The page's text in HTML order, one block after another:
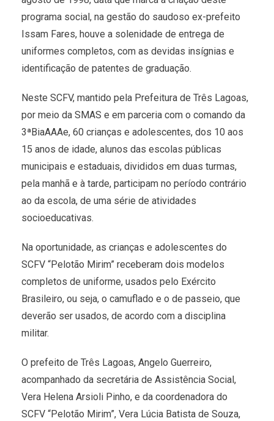
programa social, na gestão do saudoso ex-prefeito
Issam Fares, houve a solenidade de entrega de
uniformes completos, com as devidas insígnias e
identificação de patentes de graduação.
Neste SCFV, mantido pela Prefeitura de Três Lagoas,
por meio da SMAS e em parceria com o comando da
3ªBiaAAAe, 60 crianças e adolescentes, dos 10 aos
15 anos de idade, alunos das escolas públicas
municipais e estaduais, divididos em duas turmas,
pela manhã e à tarde, participam no período contrário
ao da escola, de uma série de atividades
socioeducativas.
Na oportunidade, as crianças e adolescentes do
SCFV “Pelotão Mirim” receberam dois modelos
completos de uniforme, usados pelo Exército
Brasileiro, ou seja, o camuflado e o de passeio, que
deverão ser usados, de acordo com a disciplina
militar.
O prefeito de Três Lagoas, Angelo Guerreiro,
acompanhado da secretária de Assistência Social,
Vera Helena Arsioli Pinho, e da coordenadora do
SCFV “Pelotão Mirim”, Vera Lúcia Batista de Souza,